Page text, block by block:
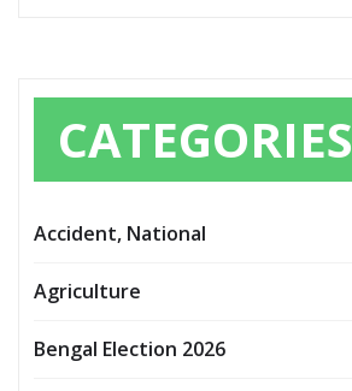
CATEGORIES
Accident, National
Agriculture
Bengal Election 2026